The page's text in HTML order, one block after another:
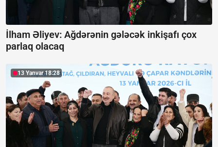
İlham Əliyev: Ağdərənin gələcək inkişafı çox
parlaq olacaq
13 Yanvar 18:28